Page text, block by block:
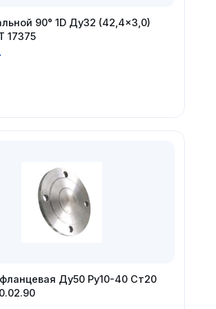
90° 1D Ду32 (42,4×3,0)
17375
Ду50 Ру10-40 Ст20